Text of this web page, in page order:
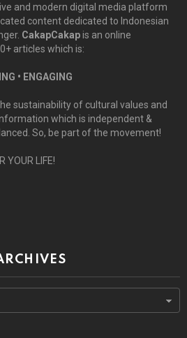
and modern digital media platform
content dedicated to Indonesian
CakapCakapis an online
articles which is:
• ENGAGING
sustainability of cultural values and
which is independent &
So, be part of the movement!
YOUR LIFE!